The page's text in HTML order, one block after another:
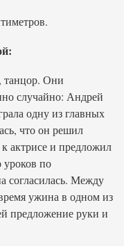
Они
случайно: Андрей
одну из главных
что он решил
актрисе и предложил
уроков по
согласилась. Между
ужина в одном из
предложение руки и